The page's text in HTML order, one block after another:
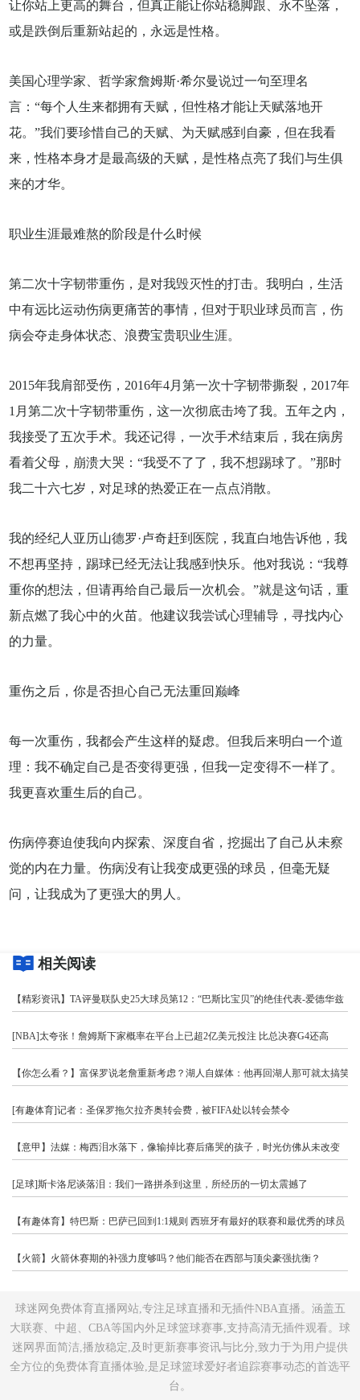
让你站上更高的舞台，但真正能让你站稳脚跟、永不坠落，
或是跌倒后重新站起的，永远是性格。
美国心理学家、哲学家詹姆斯·希尔曼说过一句至理名
言：“每个人生来都拥有天赋，但性格才能让天赋落地开
花。”我们要珍惜自己的天赋、为天赋感到自豪，但在我看
来，性格本身才是最高级的天赋，是性格点亮了我们与生俱
来的才华。
职业生涯最难熬的阶段是什么时候
第二次十字韧带重伤，是对我毁灭性的打击。我明白，生活
中有远比运动伤病更痛苦的事情，但对于职业球员而言，伤
病会夺走身体状态、浪费宝贵职业生涯。
2015年我肩部受伤，2016年4月第一次十字韧带撕裂，2017年
1月第二次十字韧带重伤，这一次彻底击垮了我。五年之内，
我接受了五次手术。我还记得，一次手术结束后，我在病房
看着父母，崩溃大哭：“我受不了了，我不想踢球了。”那时
我二十六七岁，对足球的热爱正在一点点消散。
我的经纪人亚历山德罗·卢奇赶到医院，我直白地告诉他，我
不想再坚持，踢球已经无法让我感到快乐。他对我说：“我尊
重你的想法，但请再给自己最后一次机会。”就是这句话，重
新点燃了我心中的火苗。他建议我尝试心理辅导，寻找内心
的力量。
重伤之后，你是否担心自己无法重回巅峰
每一次重伤，我都会产生这样的疑虑。但我后来明白一个道
理：我不确定自己是否变得更强，但我一定变得不一样了。
我更喜欢重生后的自己。
伤病停赛迫使我向内探索、深度自省，挖掘出了自己从未察
觉的内在力量。伤病没有让我变成更强的球员，但毫无疑
问，让我成为了更强大的男人。
相关阅读
【精彩资讯】TA评曼联队史25大球员第12：“巴斯比宝贝”的绝佳代表-爱德华兹
[NBA]太夸张！詹姆斯下家概率在平台上已超2亿美元投注 比总决赛G4还高
【你怎么看？】富保罗说老詹重新考虑？湖人自媒体：他再回湖人那可就太搞笑
[有趣体育]记者：圣保罗拖欠拉齐奥转会费，被FIFA处以转会禁令
【意甲】法媒：梅西泪水落下，像输掉比赛后痛哭的孩子，时光仿佛从未改变
[足球]斯卡洛尼谈落泪：我们一路拼杀到这里，所经历的一切太震撼了
【有趣体育】特巴斯：巴萨已回到1:1规则 西班牙有最好的联赛和最优秀的球员
【火箭】火箭休赛期的补强力度够吗？他们能否在西部与顶尖豪强抗衡？
球迷网免费体育直播网站,专注足球直播和无插件NBA直播。涵盖五
大联赛、中超、CBA等国内外足球篮球赛事,支持高清无插件观看。球
迷网界面简洁,播放稳定,及时更新赛事资讯与比分,致力于为用户提供
全方位的免费体育直播体验,是足球篮球爱好者追踪赛事动态的首选平
台。